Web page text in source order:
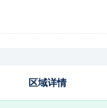
区域详情